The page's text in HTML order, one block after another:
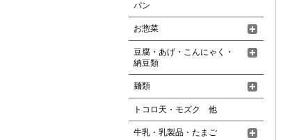
パン
お惣菜
豆腐・あげ・こんにゃく・
納豆類
麺類
トコロ天・モズク 他
牛乳・乳製品・たまご